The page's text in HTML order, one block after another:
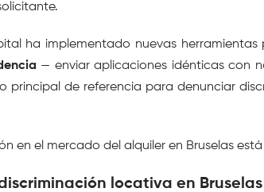
ha implementado nuevas
— enviar aplicaciones idénticas con
principal de referencia para denunciar
en el mercado del alquiler en Bruselas
locativa en Bruselas